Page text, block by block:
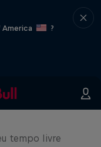
?
tempo livre